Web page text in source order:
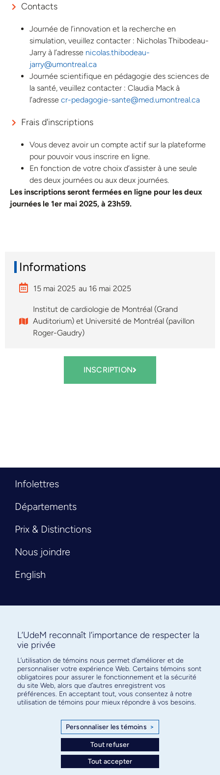
Contacts
Journée de l’innovation et la recherche en
simulation, veuillez contacter : Nicholas Thibodeau-
Jarry à l’adresse nicolas.thibodeau-
jarry@umontreal.ca
Journée scientifique en pédagogie des sciences de
la santé, veuillez contacter : Claudia Mack à
l’adresse cr-pedagogie-sante@med.umontreal.ca
Frais d'inscriptions
Vous devez avoir un compte actif sur la plateforme
pour pouvoir vous inscrire en ligne.
En fonction de votre choix d’assister à une seule
des deux journées ou aux deux journées.
Les inscriptions seront fermées en ligne pour les deux
journées le 1er mai 2025, à 23h59.
Informations
15 mai 2025 au 16 mai 2025
Institut de cardiologie de Montréal (Grand
Auditorium) et Université de Montréal (pavillon
Roger-Gaudry)
INSCRIPTION
Infolettres
Départements
Prix & Distinctions
Nous joindre
English
Abonnez-vous à notre infolettre
pour connaître l’actualité facultaire
L’UdeM reconnaît l’importance de respecter la
vie privée
L’utilisation de témoins nous permet d’améliorer et de
personnaliser votre expérience Web. Certains témoins sont
obligatoires pour assurer le fonctionnement et la sécurité
du site Web, alors que d’autres enregistrent vos
préférences. En acceptant tout, vous consentez à notre
utilisation de témoins pour mieux répondre à vos besoins.
Personnaliser les témoins >
Tout refuser
Tout accepter